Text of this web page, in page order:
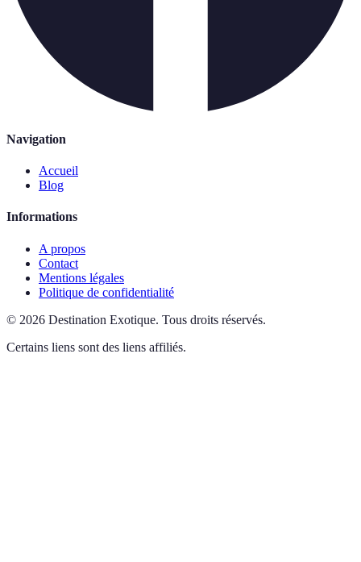
Navigation
Accueil
Blog
Informations
A propos
Contact
Mentions légales
Politique de confidentialité
© 2026 Destination Exotique. Tous droits réservés.
Certains liens sont des liens affiliés.